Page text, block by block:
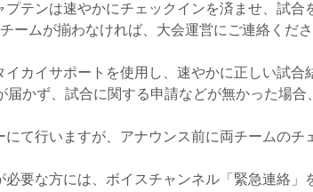
テンは速やかにチェックインを済ませ、試合
ームが揃わなければ、大会運営にご連絡くだ
カイサポートを使用し、速やかに正しい試合
届かず、試合に関する申請などが無かった場
にて行いますが、アナウンス前に両チームの
必要な方には、ボイスチャンネル「緊急連絡